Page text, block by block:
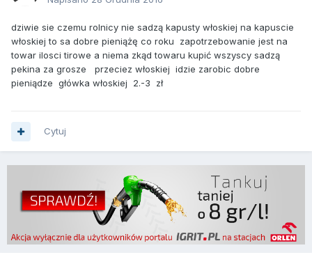
dziwie sie czemu rolnicy nie sadzą kapusty włoskiej na kapuscie
włoskiej to sa dobre pieniążę co roku zapotrzebowanie jest na
towar ilosci tirowe a niema zkąd towaru kupić wszyscy sadzą
pekina za grosze przeciez włoskiej idzie zarobic dobre
pieniądze główka włoskiej 2.-3 zł
Cytuj